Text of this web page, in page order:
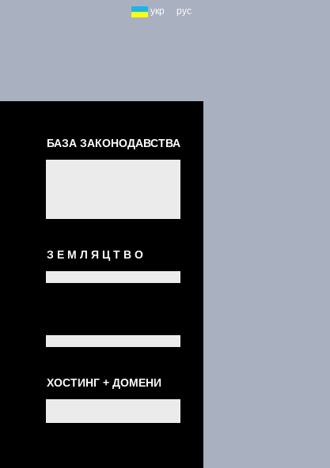
укр рус
БАЗА ЗАКОНОДАВСТВА
З Е М Л Я Ц Т В О
ХОСТИНГ + ДОМЕНИ